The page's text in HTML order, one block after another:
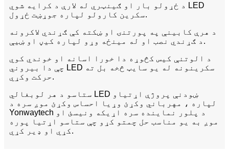
د ځړولو بار او ګینټري له لارې د کرایه شوي LED
سکرین کارولو لپاره جوړښت ځړول.
د هرې کابینې په پورتنۍ او ښکته کې ګړندي لاکرونه
د ګړندي نصب او له مینځه وړو لپاره کیڼ او ښیې.
د الوتنې کیس کڅوړه دا خورا اسانه او خوندي کوي
چې دا بیروني LED سکرینونه له یو سایټ څخه بل ته
حرکت وکړي.
ستاسو د هر لوبغالي LED ښودنې پروژې اړتیاو
لپاره ، مهرباني وکړئ وړیا احساس وکړئ موږ سره د
Yonwaytech د پلور نماینده سره اړیکه ونیسئ او
موږ به یو مناسب حل چمتو کړو چې ستاسو اړتیا پوره
کړي او ډیر کړي.